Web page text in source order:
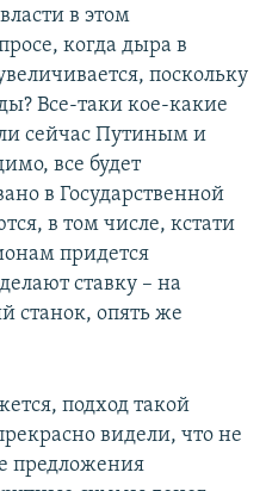
в этом
когда дыра в
поскольку
Все-таки кое-какие
сейчас Путиным и
все будет
в Государственной
в том числе, кстати
придется
ставку – на
станок, опять же
подход такой
видели, что не
предложения